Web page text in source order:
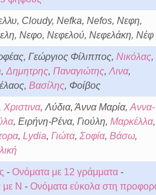
Cloudy, Nefka, Nefos, Νεφη,
Νεφο, Νεφελού, Νεφελάκη, Νέφ
Γεώργιος Φίλιππος, Νικόλας,
, Δημητρης, Παναγιώτης, Λινα,
Βασίλης, Φοίβος
Χριστινα, Λύδια, Άννα Μαρία, Αννα-
, Ειρήνη-Ρένα, Γιούλη, Μαρκέλλα,
, Lydia, Γιώτα, Σοφία, Βάσω,
- Ονόματα με 12 γράμματα-
με Ν - Ονόματα εύκολα στη